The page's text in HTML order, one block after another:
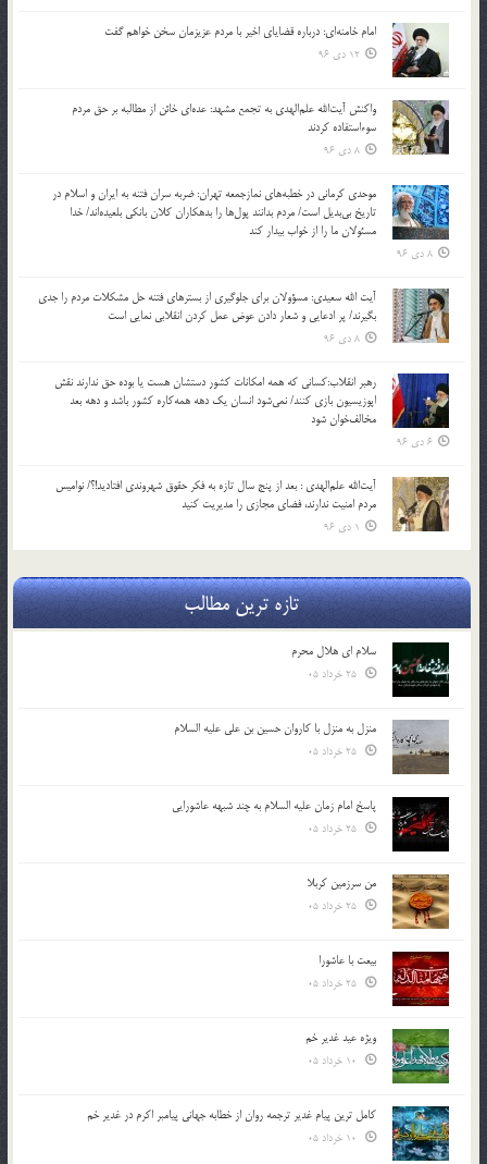
امام خامنه‌ای: درباره قضایای اخیر با مردم عزیزمان سخن خواهم گفت
12 دی 96
واکنش آیت‌الله علم‌الهدی به تجمع مشهد: عده‌ای خائن از مطالبه بر حق مردم
سوءاستفاده کردند
8 دی 96
موحدی کرمانی در خطبه‌های نمازجمعه تهران: ضربه‌ سران فتنه به ایران و اسلام در
تاریخ بی‌بدیل است/ مردم بدانند پول‌ها را بدهکاران کلان بانکی بلعیده‌اند/ خدا
مسئولان ما را از خواب بیدار کند
8 دی 96
آیت الله سعیدی: مسؤولان برای جلوگیری از بسترهای فتنه حل مشکلات مردم را جدی
بگیرند/ پر ادعایی و شعار دادن عوض عمل کردن انقلابی نمایی است
8 دی 96
رهبر انقلاب:کسانی که همه امکانات کشور دستشان هست یا بوده حق ندارند نقش
اپوزیسیون بازی کنند/ نمی‌شود انسان یک‌ دهه همه‌کاره کشور باشد و دهه بعد
مخالف‌خوان شود
6 دی 96
آیت‌الله علم‌الهدی : بعد از پنج سال تازه به فکر حقوق شهروندی افتادید!؟/ نوامیس
مردم امنیت ندارند، فضای مجازی را مدیریت کنید
1 دی 96
تازه ترین مطالب
سلام ای هلال محرم
منزل به منزل با کاروان حسین بن علی علیه السلام
پاسخ امام زمان علیه السلام به چند شبهه عاشورایی
من سرزمین کربلا
بیعت با عاشورا
ویژه عید غدیر خم
کامل ترین پیام غدیر ترجمه روان از خطابه جهانی پیامبر اکرم در غدیر خم